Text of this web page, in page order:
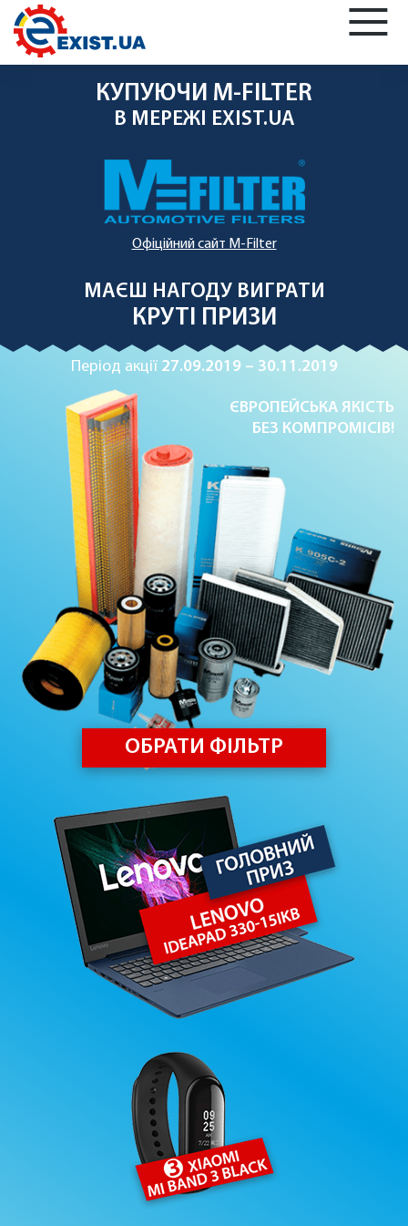
КУПУЮЧИ М-FILTER
В МЕРЕЖІ EXIST.UA
Офіційний сайт M-Filter
МАЄШ НАГОДУ ВИГРАТИ
КРУТІ ПРИЗИ
Період акції 27.09.2019 – 30.11.2019
ЄВРОПЕЙСЬКА ЯКІСТЬ
БЕЗ КОМПРОМІСІВ!
ОБРАТИ ФІЛЬТР